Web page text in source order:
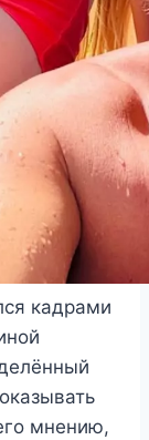
кадрами
мнению,